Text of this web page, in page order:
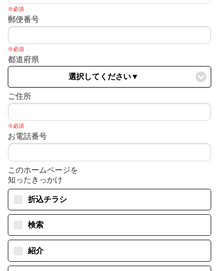
※必須
郵便番号
※必須
都道府県
選択してください▼
ご住所
※必須
お電話番号
このホームページを
知ったきっかけ
折込チラシ
検索
紹介